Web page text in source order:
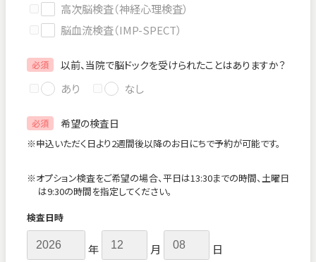
高次脳検査（神経心理検査）
脳血流検査（IMP-SPECT）
必須 以前、当院で脳ドックを受けられたことはありますか？
あり なし
必須 希望の検査日
※申込いただく日より2週間後以降のお日にちで予約が可能です。
※オプション検査をご希望の場合、平日は13:30までの時間、土曜日
は9:30の時間を指定してください。
検査日時
年 月 日